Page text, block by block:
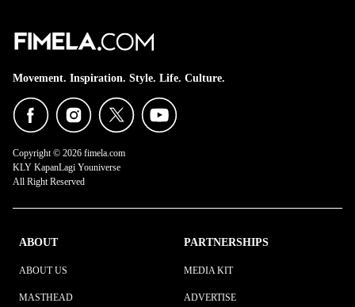
Movement. Inspiration. Style. Life. Culture.
Copyright © 2026 fimela.com
KLY KapanLagi Youniverse
All Right Reserved
ABOUT
ABOUT US
MASTHEAD
PARTNERSHIPS
MEDIA KIT
ADVERTISE